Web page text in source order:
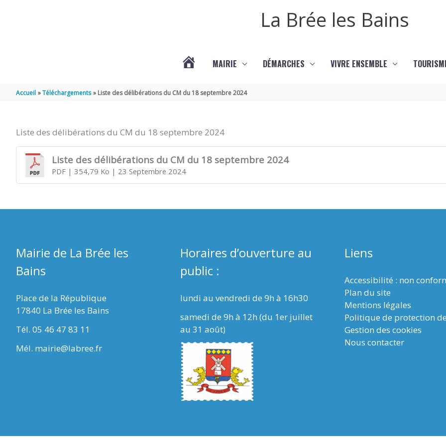
La Brée les Bains
TITRE)
MAIRIE DÉMARCHES VIVRE ENSEMBLE
Accueil Téléchargements Liste des délibérations du CM du 18 septembre 2024
Liste des délibérations du CM du 18 septembre 2024
Liste des délibérations du CM du 18 septembre 2024
PDF| 354,79 Ko | 23 Septembre 2024
Mairie de La Brée les
Bains
Place de la République
17840 La Brée les Bains
Tél. 05 46 47 83 11
Mél. mairie@labree.fr
Horaires d’ouverture au
public :
lundi au vendredi de 9h à 16h30
samedi de 9h à 12h (du 1er juillet
au 31 août)
Liens
Accessibilité : non
Plan du site
Mentions légales
Politique de protection
Gestion des cookies
Nous contacter